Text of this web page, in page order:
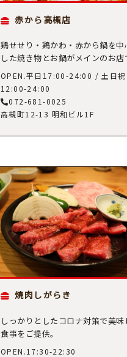
赤から高槻店
鶏せせり・鶏かわ・⾚から鍋を中
した焼き物とお鍋がメインのお店
OPEN.平日17:00-24:00 / 土日祝
12:00-24:00
072-681-0025
高槻町12-13 明和ビル1F
焼肉しがらき
しっかりとしたコロナ対策で美味
食事をご提供。
OPEN.17:30-22:30